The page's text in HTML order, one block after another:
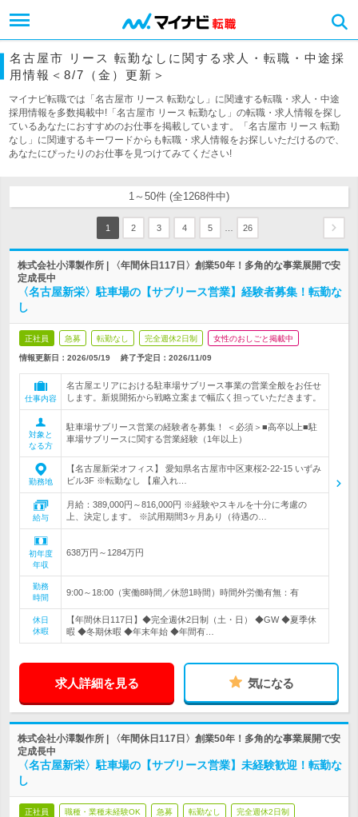
名古屋市 リース 転勤なしに関する求人・転職・中途採
用情報＜8/7（金）更新＞
マイナビ転職では「名古屋市 リース 転勤なし」に関連する転職・求人・中途
採用情報を多数掲載中!「名古屋市 リース 転勤なし」の転職・求人情報を探し
ているあなたにおすすめのお仕事を掲載しています。「名古屋市 リース 転勤
なし」に関連するキーワードからも転職・求人情報をお探しいただけるので、
あなたにぴったりのお仕事を見つけてみてください!
1～50件 (全1268件中)
1 2 3 4 5 26
株式会社小澤製作所 | 〈年間休日117日〉創業50年！多角的な事業展開で安
定成長中
〈名古屋新栄〉駐車場の【サブリース営業】経験者募集！転勤な
し
正社員 急募 転勤なし 完全週休2日制 女性のおしごと掲載中
情報更新日：2026/05/19 終了予定日： 2026/11/09
仕事内容
名古屋エリアにおける駐車場サブリース事業の営業全般をお任せ
します。新規開拓から戦略立案まで幅広く担っていただきます。
対象と
なる方
駐車場サブリース営業の経験者を募集！ ＜必須＞■高卒以上■駐
車場サブリースに関する営業経験（1年以上）
勤務地
【名古屋新栄オフィス】 愛知県名古屋市中区東桜2-22-15 いずみ
ビル3F ※転勤なし 【雇入れ…
給与
月給：389,000円～816,000円 ※経験やスキルを十分に考慮の
上、決定します。 ※試用期間3ヶ月あり（待遇の…
初年度
年収
638万円～1284万円
勤務
時間
9:00～18:00（実働8時間／休憩1時間）時間外労働有無：有
休日
休暇
【年間休日117日】◆完全週休2日制（土・日） ◆GW ◆夏季休
暇 ◆冬期休暇 ◆年末年始 ◆年間有…
求人詳細を見る 気になる
株式会社小澤製作所 | 〈年間休日117日〉創業50年！多角的な事業展開で安
定成長中
〈名古屋新栄〉駐車場の【サブリース営業】未経験歓迎！転勤な
し
正社員 職種・業種未経験OK 急募 転勤なし 完全週休2日制